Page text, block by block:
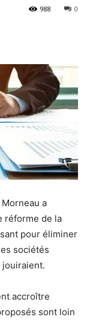
0
988
a
réforme de la
pour éliminer
sociétés
jouiraient.
accroître
sont loin